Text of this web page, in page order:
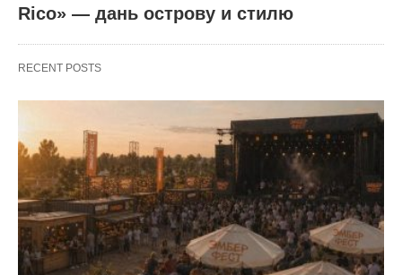
Rico» — дань острову и стилю
RECENT POSTS